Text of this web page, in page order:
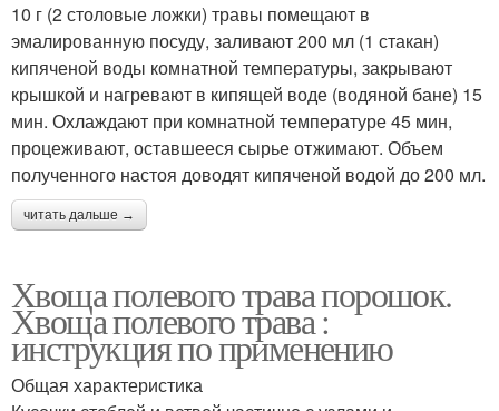
10 г (2 столовые ложки) травы помещают в
эмалированную посуду, заливают 200 мл (1 стакан)
кипяченой воды комнатной температуры, закрывают
крышкой и нагревают в кипящей воде (водяной бане) 15
мин. Охлаждают при комнатной температуре 45 мин,
процеживают, оставшееся сырье отжимают. Объем
полученного настоя доводят кипяченой водой до 200 мл.
читать дальше →
Хвоща полевого трава порошок.
Хвоща полевого трава :
инструкция по применению
Общая характеристика